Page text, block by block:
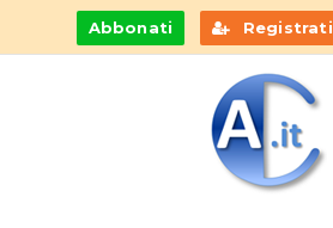
Abbonati Registrati